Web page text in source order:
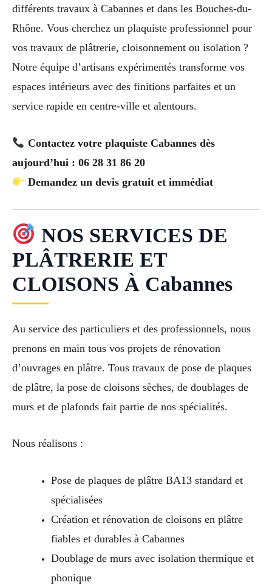
différents travaux à Cabannes et dans les Bouches-du-
Rhône. Vous cherchez un plaquiste professionnel pour
vos travaux de plâtrerie, cloisonnement ou isolation ?
Notre équipe d’artisans expérimentés transforme vos
espaces intérieurs avec des finitions parfaites et un
service rapide en centre-ville et alentours.
Contactez votre plaquiste Cabannes dès
aujourd’hui : 06 28 31 86 20
Demandez un devis gratuit et immédiat
NOS SERVICES DE
PLÂTRERIE ET
CLOISONS À Cabannes
Au service des particuliers et des professionnels, nous
prenons en main tous vos projets de rénovation
d’ouvrages en plâtre. Tous travaux de pose de plaques
de plâtre, la pose de cloisons sèches, de doublages de
murs et de plafonds fait partie de nos spécialités.
Nous réalisons :
Pose de plaques de plâtre BA13 standard et
spécialisées
Création et rénovation de cloisons en plâtre
fiables et durables à Cabannes
Doublage de murs avec isolation thermique et
phonique